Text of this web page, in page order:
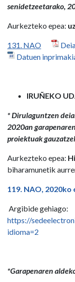
senidetzeetarako,
Aurkezteko epea:
131. NAO
Datuen
IRUÑEKO
*Dirulaguntzen
2020an
proiektuak
Aurkezteko epea:
biharamunetik
119. NAO, 2020ko
Argibide gehiago:
https://
idioma=2
*Garapenaren